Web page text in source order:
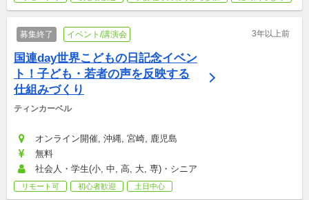
募集終了 イベント/講演会 3年以上前
国連day世界こどもの日記念イベン
ト！子ども・若者の声を反映する
仕組みづくり
ティンカーベル
オンライン開催, 沖縄, 宮崎, 鹿児島
無料
社会人・学生(小, 中, 高, 大, 専)・シニア
リモート可 初心者歓迎 土日中心